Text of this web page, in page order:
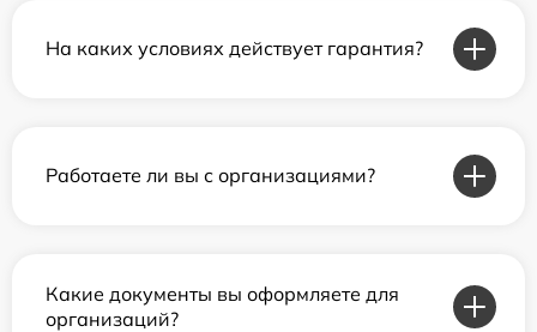
На каких условиях действует гарантия?
Работаете ли вы с организациями?
Какие документы вы оформляете для
организаций?